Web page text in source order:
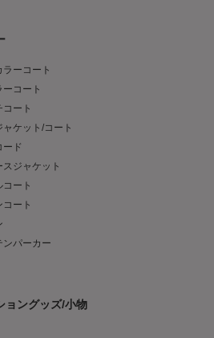
ラーコート
ーコート
コート
ャケット/コート
ード
スジャケット
コート
コート
ンパーカー
ョングッズ/小物